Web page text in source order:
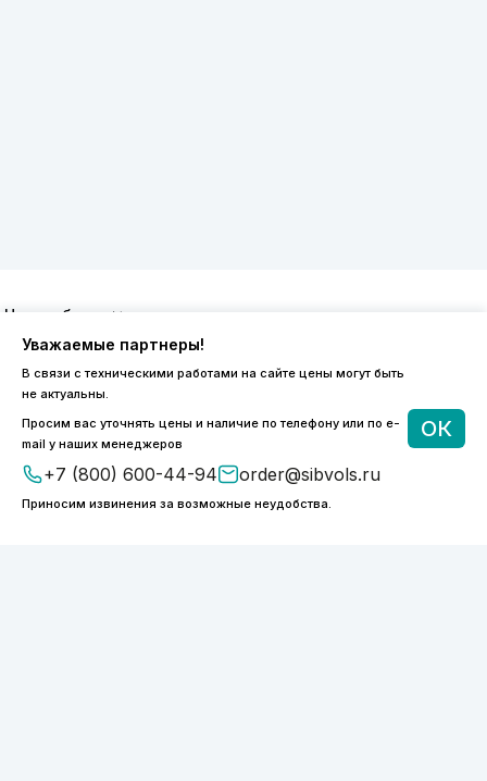
Уважаемые партнеры!
В связи с техническими работами на сайте цены могут быть
не актуальны.
Просим вас уточнять цены и наличие по телефону или по e-
mail у наших менеджеров
+7 (800) 600-44-94 order@sibvols.ru
Приносим извинения за возможные неудобства.
ОК
8 (800) 600-44-94
ПН-ПТ 9:00 - 18:00
order@sibvols.ru
О компании
Каталог
Контакты